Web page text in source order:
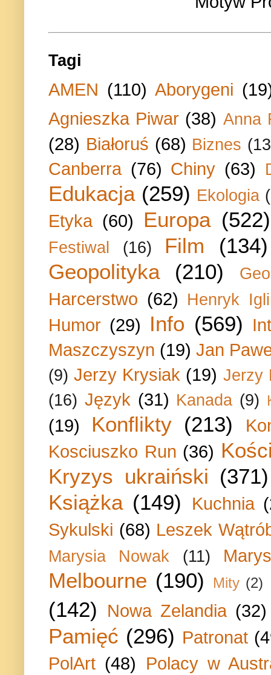
Tagi
AMEN (110) Aborygeni
Agnieszka Piwar (38) Anna
(28) Białoruś (68) Biznes
Canberra (76) Chiny (63)
Edukacja (259) Ekologia
Etyka (60) Europa (522)
Festiwal (16) Film
(134)
Geopolityka
(210)
Harcerstwo (62) Henryk
Humor (29) Info (569)
Maszczyszyn (19) Jan
(9) Jerzy Krysiak (19) Jerzy
(16) Język (31) Kanada (9)
(19) Konflikty (213)
Kosciuszko Run (36)
Kryzys ukraiński (371)
Książka (149) Kuchnia
Sykulski (68) Leszek
Marysia Nowak (11)
Melbourne (190) Mity (2)
(142) Nowa Zelandia (32)
Pamięć (296) Patronat
PolArt (48) Polacy w